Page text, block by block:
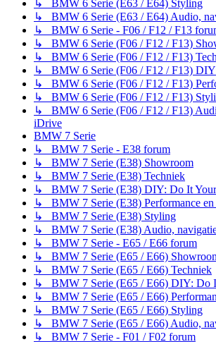
↳ BMW 6 Serie (E63 / E64) Styling
↳ BMW 6 Serie (E63 / E64) Audio,
↳ BMW 6 Serie - F06 / F12 / F13
↳ BMW 6 Serie (F06 / F12 / F13)
↳ BMW 6 Serie (F06 / F12 / F13)
↳ BMW 6 Serie (F06 / F12 / F13)
↳ BMW 6 Serie (F06 / F12 / F13)
↳ BMW 6 Serie (F06 / F12 / F13)
↳ BMW 6 Serie (F06 / F12 / F13)
iDrive
BMW 7 Serie
↳ BMW 7 Serie - E38 forum
↳ BMW 7 Serie (E38) Showroom
↳ BMW 7 Serie (E38) Techniek
↳ BMW 7 Serie (E38) DIY: Do It
↳ BMW 7 Serie (E38) Performance en
↳ BMW 7 Serie (E38) Styling
↳ BMW 7 Serie (E38) Audio,
↳ BMW 7 Serie - E65 / E66 forum
↳ BMW 7 Serie (E65 / E66)
↳ BMW 7 Serie (E65 / E66) Techniek
↳ BMW 7 Serie (E65 / E66) DIY: Do
↳ BMW 7 Serie (E65 / E66)
↳ BMW 7 Serie (E65 / E66) Styling
↳ BMW 7 Serie (E65 / E66) Audio,
↳ BMW 7 Serie - F01 / F02 forum